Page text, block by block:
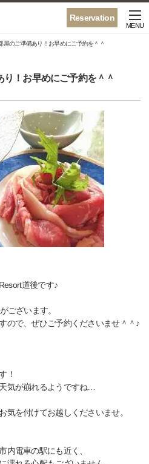
Reservation
MENU
屋のご準備あり！お早めにご予約を＾＾
！お早めにご予約を＾＾
道後です♪
ございます。
ので、ぜひご予約くださいませ＾＾♪
！
気が崩れるようですね…
気を付けてお越しくださいませ。
内電車の駅にも近く、